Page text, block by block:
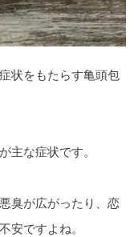
状をもたらす亀頭包
主な症状です。
臭が広がったり、恋
安ですよね。